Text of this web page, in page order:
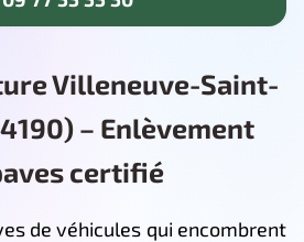
Villeneuve-Saint-
– Enlèvement
certifié
de véhicules qui encombrent